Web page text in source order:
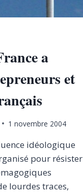
a
et
1 novembre 2004
idéologique
pour résister
lourdes traces,